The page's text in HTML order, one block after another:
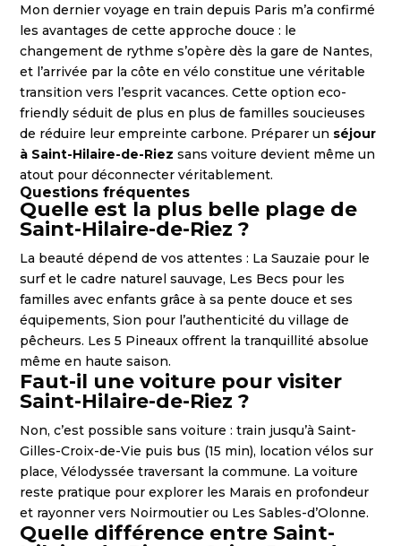
Mon dernier voyage en train depuis Paris m’a confirmé
les avantages de cette approche douce : le
changement de rythme s’opère dès la gare de Nantes,
et l’arrivée par la côte en vélo constitue une véritable
transition vers l’esprit vacances. Cette option eco-
friendly séduit de plus en plus de familles soucieuses
de réduire leur empreinte carbone. Préparer un séjour
à Saint-Hilaire-de-Riez sans voiture devient même un
atout pour déconnecter véritablement.
Questions fréquentes
Quelle est la plus belle plage de
Saint-Hilaire-de-Riez ?
La beauté dépend de vos attentes : La Sauzaie pour le
surf et le cadre naturel sauvage, Les Becs pour les
familles avec enfants grâce à sa pente douce et ses
équipements, Sion pour l’authenticité du village de
pêcheurs. Les 5 Pineaux offrent la tranquillité absolue
même en haute saison.
Faut-il une voiture pour visiter
Saint-Hilaire-de-Riez ?
Non, c’est possible sans voiture : train jusqu’à Saint-
Gilles-Croix-de-Vie puis bus (15 min), location vélos sur
place, Vélodyssée traversant la commune. La voiture
reste pratique pour explorer les Marais en profondeur
et rayonner vers Noirmoutier ou Les Sables-d’Olonne.
Quelle différence entre Saint-